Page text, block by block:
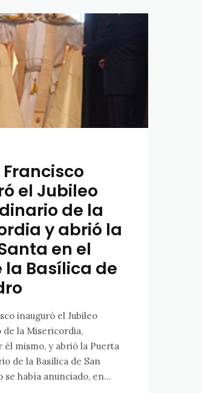
Francisco
el Jubileo
de la
y abrió la
en el
la Basílica de
inauguró el Jubileo
la Misericordia,
él mismo, y abrió la Puerta
de la Basílica de San
se había anunciado, en...